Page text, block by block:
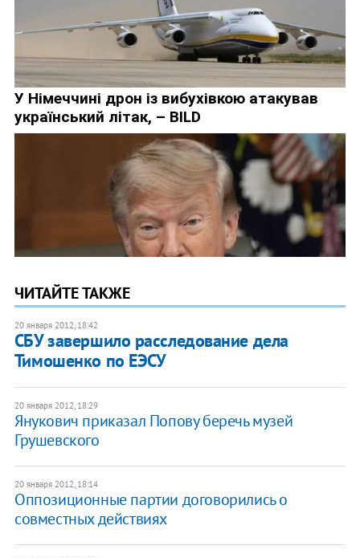
ЧИТАЙТЕ ТАКЖЕ
20 января 2012, 18:42
СБУ завершило расследование дела
Тимошенко по ЕЭСУ
20 января 2012, 18:29
Янукович приказал Попову беречь музей
Грушевского
20 января 2012, 18:14
​Оппозиционные партии договорились о
совместных действиях